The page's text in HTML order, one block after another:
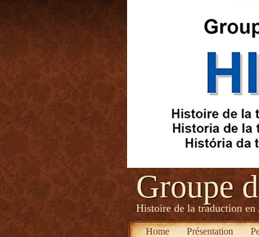
Groupe
Histoire de la traduction
Home Présentation